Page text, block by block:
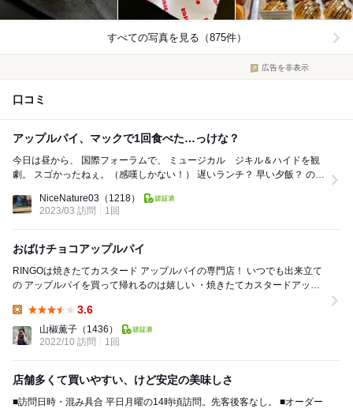
すべての写真を見る（875件）
広告を非表示
口コミ
アップルパイ、マックで1回食べた…っけな？
今日は昼から、 国際フォーラムで、 ミュージカル ジキル＆ハイドを観
劇。 スゴかったねぇ。（感嘆しかない！） 遅いランチ？ 早い夕飯？ の前
NiceNature03 （1218）
2023/03 訪問
1回
おばけチョコアップルパイ
RINGOは焼きたてカスタード アップルパイの専門店！ いつでも出来立て
の アップルパイを買って帰れるのは嬉しい ・焼きたてカスタードアップ
3.6
山椒薫子 （1436）
2022/10 訪問
1回
店舗多くて買いやすい、けど安定の美味しさ
■訪問日時・混み具合 平日月曜の14時頃訪問。先客後客なし。 ■オーダー